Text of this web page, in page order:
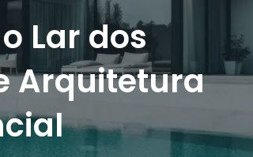
Lar dos
Arquitetura